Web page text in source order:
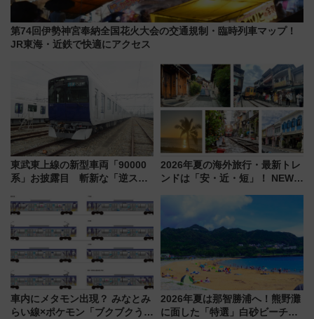
第74回伊勢神宮奉納全国花火大会の交通規制・臨時列車マップ！
JR東海・近鉄で快適にアクセス
東武東上線の新型車両「90000
系」お披露目 斬新な「逆スラ
放的な車内空間に注目、デビュ
ーは9月
2026年夏の海外旅行・最新トレ
ンドは「安・近・短」！ NEWT
渡航先TOP5とは？ 円安時代の
旅行術
車内にメタモン出現？ みなとみ
らい線×ポケモン「ブクブクうみ
2026年夏は那智勝浦へ！熊野灘
に面した「特選」白砂ビーチは